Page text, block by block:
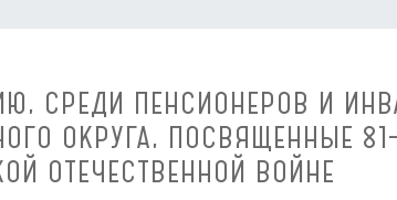
СРЕДИ ПЕНСИОНЕРОВ И
ОКРУГА, ПОСВЯЩЕННЫЕ
ОТЕЧЕСТВЕННОЙ ВОЙНЕ